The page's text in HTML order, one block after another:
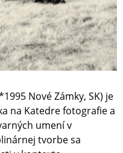
Nové Zámky, SK) je
na Katedre fotografie a
umení v
tvorbe sa